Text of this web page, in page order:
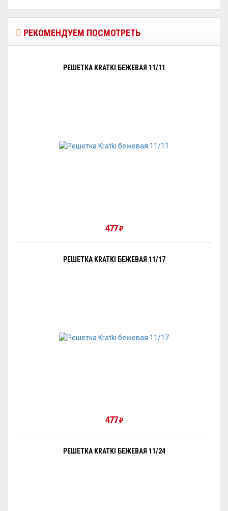
РЕКОМЕНДУЕМ ПОСМОТРЕТЬ
РЕШЕТКА KRATKI БЕЖЕВАЯ 11/11
477₽
РЕШЕТКА KRATKI БЕЖЕВАЯ 11/17
477₽
РЕШЕТКА KRATKI БЕЖЕВАЯ 11/24